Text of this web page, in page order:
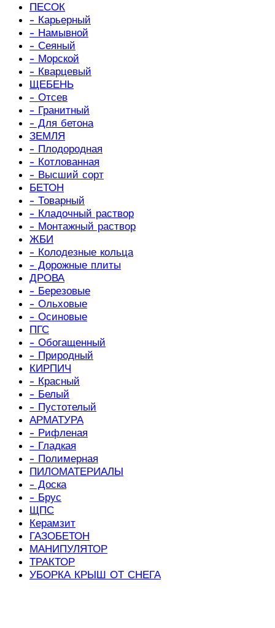
ПЕСОК
- Карьерный
- Намывной
- Сеяный
- Морской
- Кварцевый
ЩЕБЕНЬ
- Отсев
- Гранитный
- Для бетона
ЗЕМЛЯ
- Плодородная
- Котлованная
- Высший сорт
БЕТОН
- Товарный
- Кладочный раствор
- Монтажный раствор
ЖБИ
- Колодезные кольца
- Дорожные плиты
ДРОВА
- Березовые
- Ольховые
- Осиновые
ПГС
- Обогащенный
- Природный
КИРПИЧ
- Красный
- Белый
- Пустотелый
АРМАТУРА
- Рифленая
- Гладкая
- Полимерная
ПИЛОМАТЕРИАЛЫ
- Доска
- Брус
ЩПС
Керамзит
ГАЗОБЕТОН
МАНИПУЛЯТОР
ТРАКТОР
УБОРКА КРЫШ ОТ СНЕГА